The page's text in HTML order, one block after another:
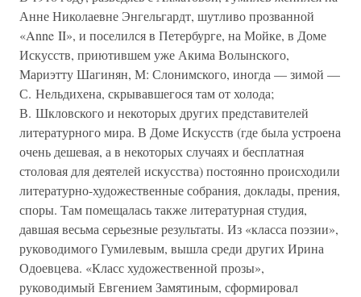
Анне Николаевне Энгельгардт, шутливо прозванной
«Anne II», и поселился в Петербурге, на Мойке, в Доме
Искусств, приютившем уже Акима Волынского,
Мариэтту Шагинян, М: Слонимского, иногда — зимой —
С. Нельдихена, скрывавшегося там от холода;
В. Шкловского и некоторых других представителей
литературного мира. В Доме Искусств (где была устроена
очень дешевая, а в некоторых случаях и бесплатная
столовая для деятелей искусства) постоянно происходили
литературно-художественные собрания, доклады, прения,
споры. Там помещалась также литературная студия,
давшая весьма серьезные результаты. Из «класса поэзии»,
руководимого Гумилевым, вышла среди других Ирина
Одоевцева. «Класс художественной прозы»,
руководимый Евгением Замятиным, сформировал